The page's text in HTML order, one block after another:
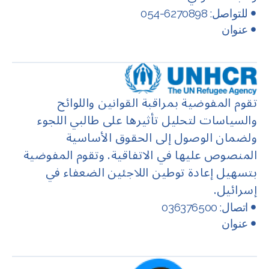
للتواصل: 6270898-054
عنوان
تقوم المفوضية بمراقبة القوانين واللوائح
والسياسات لتحليل تأثيرها على طالبي اللجوء
ولضمان الوصول إلى الحقوق الأساسية
المنصوص عليها في الاتفاقية. وتقوم المفوضية
بتسهيل إعادة توطين اللاجئين الضعفاء في
إسرائيل.
اتصال: 036376500
عنوان